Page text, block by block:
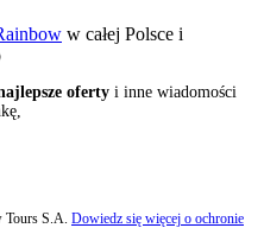
w całej Polsce i
oferty i inne wiadomości
Tours S.A. Dowiedz się więcej o ochronie